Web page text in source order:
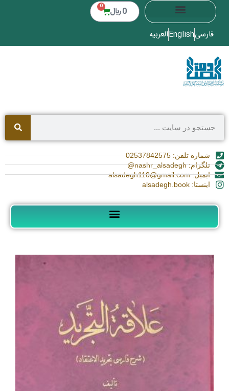
0 ﷼ 0
فارسیEnglishالعربیه
شماره تلفن: 02537842575
تلگرام: nashr_alsadegh@
ایمیل: alsadegh110@gmail.com
اینستا: alsadegh.book